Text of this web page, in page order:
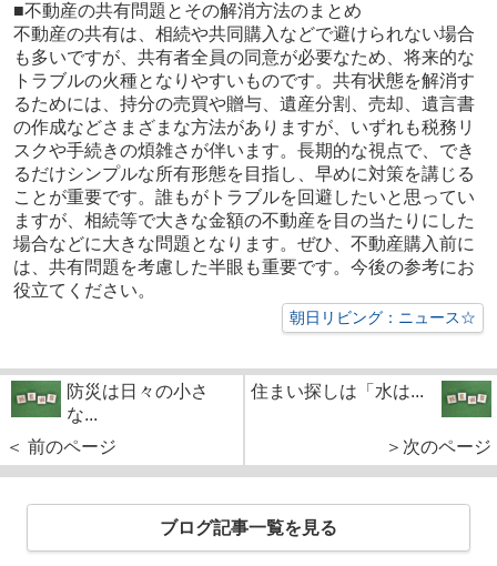
■不動産の共有問題とその解消方法のまとめ
不動産の共有は、相続や共同購入などで避けられない場合
も多いですが、共有者全員の同意が必要なため、将来的な
トラブルの火種となりやすいものです。共有状態を解消す
るためには、持分の売買や贈与、遺産分割、売却、遺言書
の作成などさまざまな方法がありますが、いずれも税務リ
スクや手続きの煩雑さが伴います。長期的な視点で、でき
るだけシンプルな所有形態を目指し、早めに対策を講じる
ことが重要です。誰もがトラブルを回避したいと思ってい
ますが、相続等で大きな金額の不動産を目の当たりにした
場合などに大きな問題となります。ぜひ、不動産購入前に
は、共有問題を考慮した半眼も重要です。今後の参考にお
役立てください。
朝日リビング：ニュース☆
防災は日々の小さ
な...
＜ 前のページ
住まい探しは「水は...
＞次のページ
ブログ記事一覧を見る